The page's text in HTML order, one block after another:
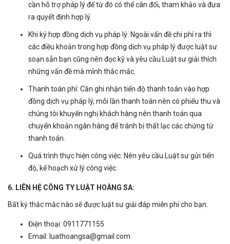
cần hỗ trợ pháp lý để từ đó có thể cân đối, tham khảo và đưa
ra quyết định hợp lý.
Khi ký hợp đồng dịch vụ pháp lý: Ngoài vấn đề chi phí ra thì
các điều khoản trong hợp đồng dịch vụ pháp lý được luật sư
soạn sẵn bạn cũng nên đọc kỹ và yêu cầu Luật sư giải thích
những vấn đề mà mình thắc mắc.
Thanh toán phí: Cần ghi nhận tiến độ thanh toán vào hợp
đồng dịch vụ pháp lý, mỗi lần thanh toán nên có phiếu thu và
chúng tôi khuyến nghị khách hàng nên thanh toán qua
chuyển khoản ngân hàng để tránh bị thất lạc các chứng từ
thanh toán.
Quá trình thực hiện công việc: Nên yêu cầu Luật sư gửi tiến
độ, kế hoạch xử lý công việc.
6. LIÊN HỆ CÔNG TY LUẬT HOÀNG SA:
Bất kỳ thắc mắc nào sẽ được luật sư giải đáp miễn phí cho bạn.
Điện thoại: 0911771155
Email: luathoangsa@gmail.com